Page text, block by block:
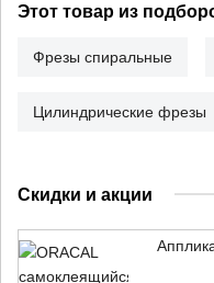
Этот товар из
Фрезы спиральные
Цилиндрические фрезы
Скидки и акции